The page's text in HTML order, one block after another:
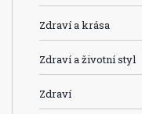
Zdraví a krása
Zdraví a životní styl
Zdraví